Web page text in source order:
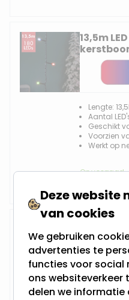
13,5m
Lengte:
Aantal
Geschikt
Voorzien
Werkt op
Op voorraad,
Lengte: 18M
Deze website
van cookies
We gebruiken
advertenties te
functies voor social
ons websiteverkeer
delen we informatie